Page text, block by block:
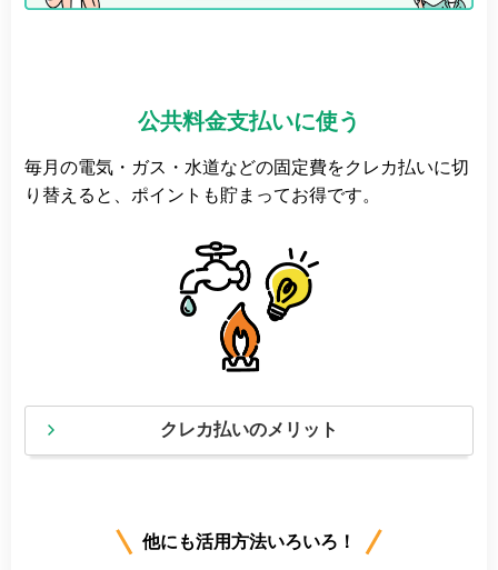
公共料金支払いに使う
毎月の電気・ガス・水道などの固定費をクレカ払いに切
り替えると、ポイントも貯まってお得です。
クレカ払いのメリット
他にも活用方法いろいろ！